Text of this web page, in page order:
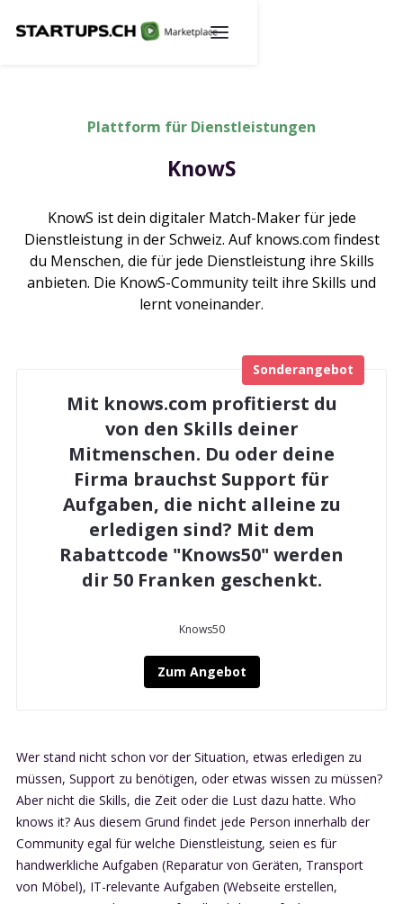
Plattform für Dienstleistungen
KnowS
KnowS ist dein digitaler Match-Maker für jede
Dienstleistung in der Schweiz. Auf knows.com findest
du Menschen, die für jede Dienstleistung ihre Skills
anbieten. Die KnowS-Community teilt ihre Skills und
lernt voneinander.
Mit knows.com profitierst du
von den Skills deiner
Mitmenschen. Du oder deine
Firma brauchst Support für
Aufgaben, die nicht alleine zu
erledigen sind? Mit dem
Rabattcode "Knows50" werden
dir 50 Franken geschenkt.
Knows50
Zum Angebot
Sonderangebot
Wer stand nicht schon vor der Situation, etwas erledigen zu
müssen, Support zu benötigen, oder etwas wissen zu müssen?
Aber nicht die Skills, die Zeit oder die Lust dazu hatte. Who
knows it? Aus diesem Grund findet jede Person innerhalb der
Community egal für welche Dienstleistung, seien es für
handwerkliche Aufgaben (Reparatur von Geräten, Transport
von Möbel), IT-relevante Aufgaben (Webseite erstellen,